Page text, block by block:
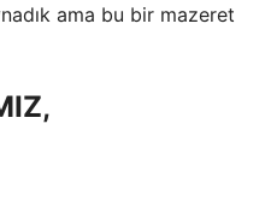
ama bu bir mazeret